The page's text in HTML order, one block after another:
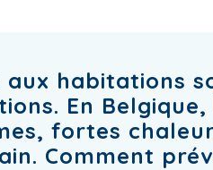
aux habitations
En
fortes
Comment